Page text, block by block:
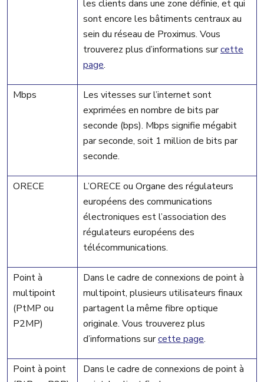
les clients dans une zone définie, et qui
sont encore les bâtiments centraux au
sein du réseau de Proximus. Vous
trouverez plus d’informations surcette
page.
Mbps
Les vitesses sur l’internet sont
exprimées en nombre de bits par
seconde (bps). Mbps signifie mégabit
par seconde, soit 1 million de bits par
seconde.
ORECE
L’ORECE ou Organe des régulateurs
européens des communications
électroniques est l’association des
régulateurs européens des
télécommunications.
Point à
multipoint
(PtMP ou
P2MP)
Dans le cadre de connexions de point à
multipoint, plusieurs utilisateurs finaux
partagent la même fibre optique
originale. Vous trouverez plus
d’informations surcette page.
Point à point
Dans le cadre de connexions de point à